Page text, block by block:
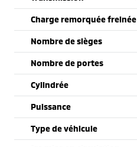
Charge remorquée freinée
Nombre de sièges
Nombre de portes
Cylindrée
Puissance
Type de véhicule